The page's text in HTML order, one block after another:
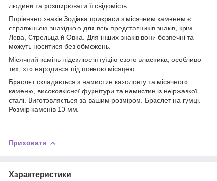
людини та розширювати її свідомість.
Порівняно знаків Зодіака прикраси з місячним каменем є
справжньою знахідкою для всіх представників знаків, крім
Лева, Стрельца й Овна. Для інших знаків вони безпечні та
можуть носитися без обмежень.
Місячний камінь підсилює інтуїцію свого власника, особливо
тих, хто народився під повною місяцею.
Браслет складається з намистин кахолонгу та місячного
каменю, високоякісної фурнітури та намистин із неіржавкої
сталі. Виготовляється за вашим розміром. Браслет на гумці.
Розмір каменів 10 мм.
Приховати
Характеристики